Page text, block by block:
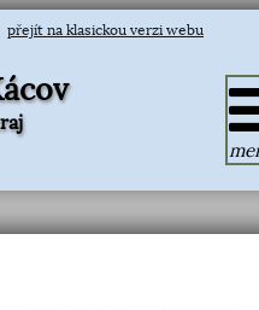
přejít na klasickou verzi webu